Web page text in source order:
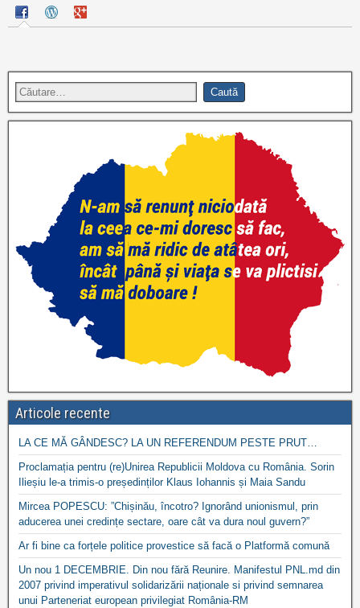
Articole recente
LA CE MĂ GÂNDESC? LA UN REFERENDUM PESTE PRUT…
Proclamația pentru (re)Unirea Republicii Moldova cu România. Sorin
Ilieșiu le-a trimis-o președinților Klaus Iohannis și Maia Sandu
Mircea POPESCU: ”Chișinău, încotro? Ignorând unionismul, prin
aducerea unei credințe sectare, oare cât va dura noul guvern?”
Ar fi bine ca forțele politice provestice să facă o Platformă comună
Un nou 1 DECEMBRIE. Din nou fără Reunire. Manifestul PNL.md din
2007 privind imperativul solidarizării naționale si privind semnarea
unui Parteneriat european privilegiat România-RM